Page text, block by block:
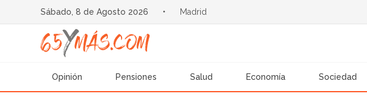
Sábado, 8 de Agosto 2026 • Madrid
Opinión Pensiones Salud Economía Sociedad